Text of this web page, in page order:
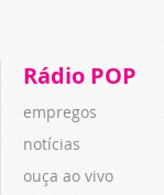
Rádio POP
empregos
notícias
ouça ao vivo